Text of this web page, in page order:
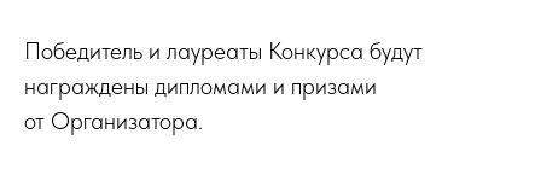
Победитель и лауреаты Конкурса будут
награждены дипломами и призами
от Организатора.